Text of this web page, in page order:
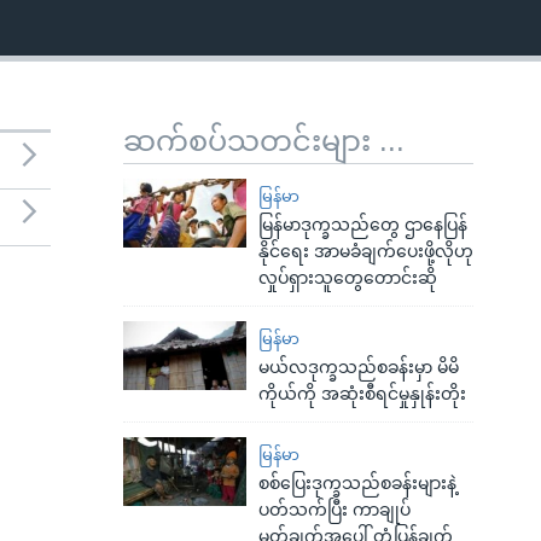
ဆက်စပ်သတင်းများ ...
မြန်မာ
မြန်မာဒုက္ခသည်တွေ ဌာနေပြန်
နိုင်ရေး အာမခံချက်ပေးဖို့လိုဟု
လှုပ်ရှားသူတွေတောင်းဆို
မြန်မာ
မယ်လဒုက္ခသည်စခန်းမှာ မိမိ
ကိုယ်ကို အဆုံးစီရင်မှုနှုန်းတိုး
မြန်မာ
စစ်ပြေးဒုက္ခသည်စခန်းများနဲ့
ပတ်သက်ပြီး ကာချုပ်
မှတ်ချက်အပေါ် တုံ့ပြန်ချက်